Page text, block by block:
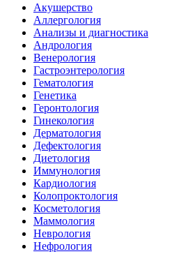
Акушерство
Аллергология
Анализы и диагностика
Андрология
Венерология
Гастроэнтерология
Гематология
Генетика
Геронтология
Гинекология
Дерматология
Дефектология
Диетология
Иммунология
Кардиология
Колопроктология
Косметология
Маммология
Неврология
Нефрология